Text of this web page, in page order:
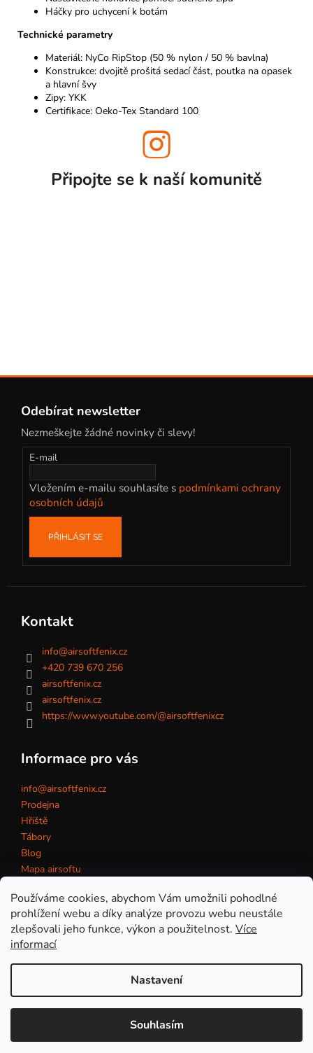
Používáme cookies, abychom Vám umožnili pohodlné
prohlížení webu a díky analýze provozu webu neustále
zlepšovali jeho funkce, výkon a použitelnost. Více
informací
Nastavení
Souhlasím
Háčky pro uchycení k botám
Technické parametry
Materiál: NyCo RipStop (50 % nylon / 50 % bavlna)
Konstrukce: dvojitě prošitá sedací část, poutka na opasek
a hlavní švy
Zipy: YKK
Certifikace: Oeko-Tex Standard 100
Připojte se k naší komunitě
Odebírat newsletter
Nezmeškejte žádné novinky či slevy!
E-mail
Vložením e-mailu souhlasíte s podmínkami ochrany
osobních údajů
PŘIHLÁSIT SE
Kontakt
info@airsoftfenix.cz
+420 739 670 256
airsoftfenix.cz
airsoftfenix.cz
https://www.youtube.com/@airsoftfenixcz
Informace pro vás
info@airsoftfenix.cz
Prodejna
Hřiště
Tábory
Blog
Mapa airsoftu
Copyright 2026eshop AirsoftFenix.cz. Všechna práva
vyhrazena.